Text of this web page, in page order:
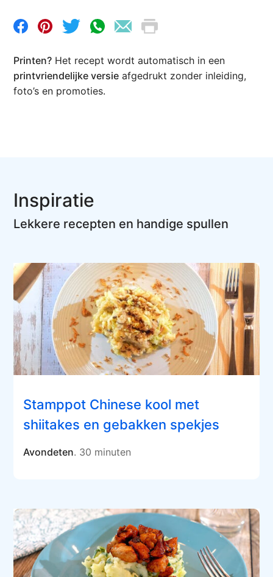
Printen? Het recept wordt automatisch in een
printvriendelijke versie afgedrukt zonder inleiding,
foto’s en promoties.
Inspiratie
Lekkere recepten en handige spullen
Stamppot Chinese kool met
shiitakes en gebakken spekjes
Avondeten. 30 minuten